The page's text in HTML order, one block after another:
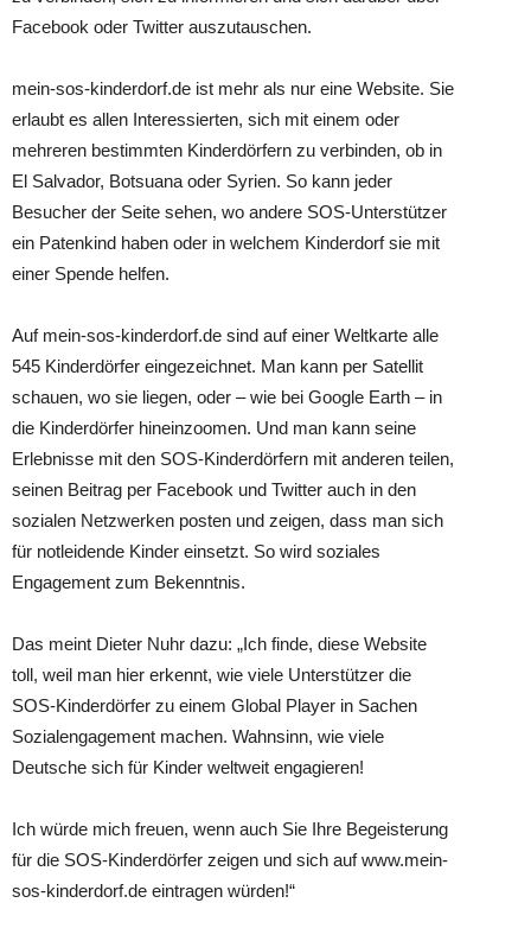
Facebook oder Twitter auszutauschen.
mein-sos-kinderdorf.de ist mehr als nur eine Website. Sie
erlaubt es allen Interessierten, sich mit einem oder
mehreren bestimmten Kinderdörfern zu verbinden, ob in
El Salvador, Botsuana oder Syrien. So kann jeder
Besucher der Seite sehen, wo andere SOS-Unterstützer
ein Patenkind haben oder in welchem Kinderdorf sie mit
einer Spende helfen.
Auf mein-sos-kinderdorf.de sind auf einer Weltkarte alle
545 Kinderdörfer eingezeichnet. Man kann per Satellit
schauen, wo sie liegen, oder – wie bei Google Earth – in
die Kinderdörfer hineinzoomen. Und man kann seine
Erlebnisse mit den SOS-Kinderdörfern mit anderen teilen,
seinen Beitrag per Facebook und Twitter auch in den
sozialen Netzwerken posten und zeigen, dass man sich
für notleidende Kinder einsetzt. So wird soziales
Engagement zum Bekenntnis.
Das meint Dieter Nuhr dazu: „Ich finde, diese Website
toll, weil man hier erkennt, wie viele Unterstützer die
SOS-Kinderdörfer zu einem Global Player in Sachen
Sozialengagement machen. Wahnsinn, wie viele
Deutsche sich für Kinder weltweit engagieren!
Ich würde mich freuen, wenn auch Sie Ihre Begeisterung
für die SOS-Kinderdörfer zeigen und sich auf www.mein-
sos-kinderdorf.de eintragen würden!“